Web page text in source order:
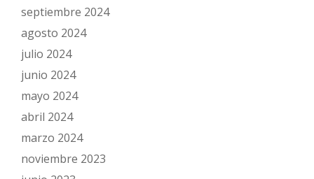
septiembre 2024
agosto 2024
julio 2024
junio 2024
mayo 2024
abril 2024
marzo 2024
noviembre 2023